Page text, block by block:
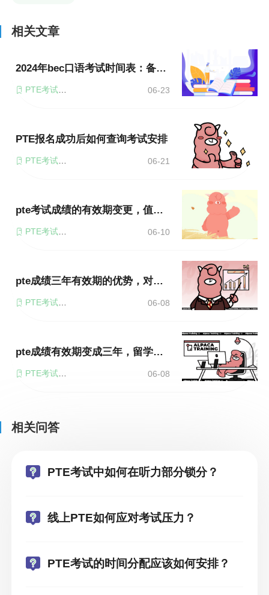
相关文章
2024年bec口语考试时间表：备考时间安排指南
PTE考试时间 06-23
PTE报名成功后如何查询考试安排
PTE考试时间 06-21
pte考试成绩的有效期变更，值得你了解的事情
PTE考试时间 06-10
pte成绩三年有效期的优势，对留学申请有什么帮助？
PTE考试时间 06-08
pte成绩有效期变成三年，留学申请者需要如何备战？
PTE考试时间 06-08
相关问答
PTE考试中如何在听力部分锁分？
线上PTE如何应对考试压力？
PTE考试的时间分配应该如何安排？